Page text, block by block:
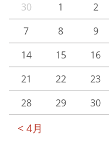
< 4月
30 1 2
7
8 9
14
15 16
21
22 23
28
29 30